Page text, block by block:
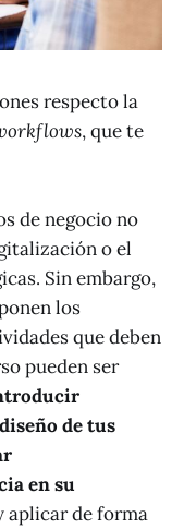
respecto la
, que te
de negocio no
o el
Sin embargo,
los
que deben
pueden ser
de tus
en su
aplicar de forma